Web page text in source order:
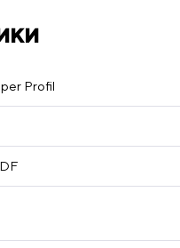
Profil